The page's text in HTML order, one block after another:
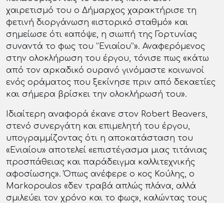
χαιρετισμό του ο Δήμαρχος χαρακτήρισε τη
φετινή διοργάνωση «ιστορικό σταθμό» και
σημείωσε ότι «απόψε, η σιωπή της Γορτυνίας
συναντά το φως του “Ενιαίου”». Αναφερόμενος
στην ολοκλήρωση του έργου, τόνισε πως «κάτω
από τον αρκαδικό ουρανό γινόμαστε κοινωνοί
ενός οράματος που ξεκίνησε πριν από δεκαετίες
και σήμερα βρίσκει την ολοκλήρωσή του».
Ιδιαίτερη αναφορά έκανε στον Robert Beavers,
στενό συνεργάτη και επιμελητή του έργου,
υπογραμμίζοντας ότι η αποκατάσταση του
«Ενιαίου» αποτελεί «επιστέγασμα μιας τιτάνιας
προσπάθειας και παράδειγμα καλλιτεχνικής
αφοσίωσης». Όπως ανέφερε ο κος Κούλης, ο
Markopoulos «δεν τραβά απλώς πλάνα, αλλά
σμιλεύει τον χρόνο και το φως», καλώντας τους